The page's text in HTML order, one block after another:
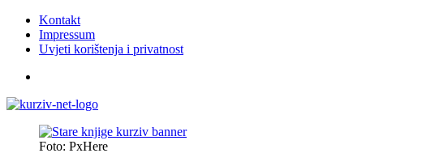
Kontakt
Impressum
Uvjeti korištenja i privatnost
Foto: PxHere